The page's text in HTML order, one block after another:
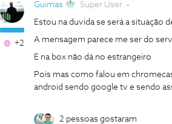
+2
Guimas Super User
Estou na duvida se será a situação
A mensagem parece me ser do
E na box não dá no estrangeiro
Pois mas como falou em
android sendo google tv e sendo
2 pessoas gostaram